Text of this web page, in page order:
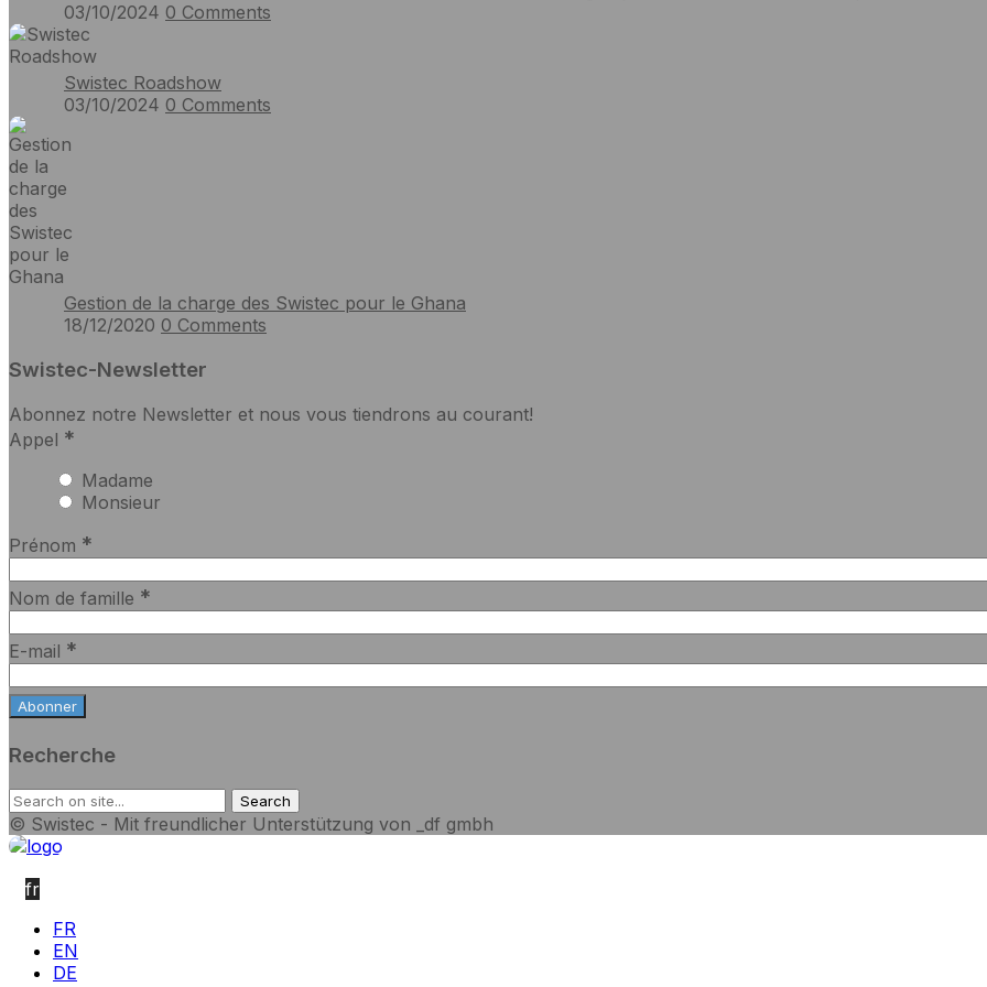
03/10/2024 0 Comments
Swistec Roadshow
03/10/2024 0 Comments
Gestion de la charge des Swistec pour le Ghana
18/12/2020 0 Comments
Swistec-Newsletter
Abonnez notre Newsletter et nous vous tiendrons au courant!
Appel *
Madame
Monsieur
Prénom *
Nom de famille *
E-mail *
Recherche
© Swistec - Mit freundlicher Unterstützung von _df gmbh
fr
FR
EN
DE